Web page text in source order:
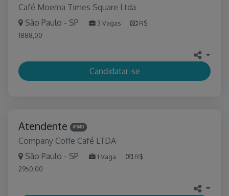
Café Moema Times Square Ltda
São Paulo - SP
3 Vagas
R$
1888,00
Candidatar-se
Atendente #1840
Company Coffe Café LTDA
São Paulo - SP
1 Vaga
R$
2950,00